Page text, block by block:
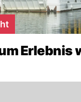
Erlebnis